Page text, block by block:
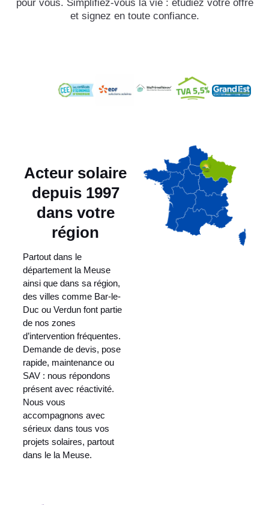
pour vous. Simplifiez-vous la vie : étudiez votre offre
et signez en toute confiance.
Acteur solaire
depuis 1997
dans votre
région
Partout dans le
département la Meuse
ainsi que dans sa région,
des villes comme Bar-le-
Duc ou Verdun font partie
de nos zones
d’intervention fréquentes.
Demande de devis, pose
rapide, maintenance ou
SAV : nous répondons
présent avec réactivité.
Nous vous
accompagnons avec
sérieux dans tous vos
projets solaires, partout
dans le la Meuse.